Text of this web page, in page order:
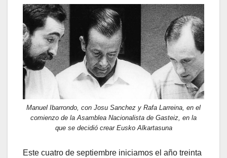
Manuel Ibarrondo, con Josu Sanchez y Rafa Larreina, en el
comienzo de la Asamblea Nacionalista de Gasteiz, en la
que se decidió crear Eusko Alkartasuna
Este cuatro de septiembre iniciamos el año treinta